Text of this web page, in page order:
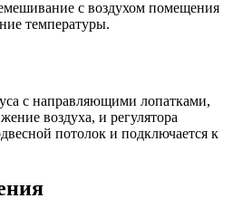
с воздухом помещения
температуры.
с направляющими лопатками,
воздуха, и регулятора
потолок и подключается к